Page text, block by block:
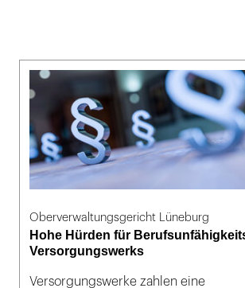
Oberverwaltungsgericht Lüneburg
Hohe Hürden für
Versorgungswerks
Versorgungswerke zahlen eine